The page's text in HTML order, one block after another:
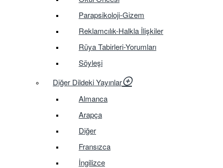
Parapsikoloji-Gizem
Reklamcılık-Halkla İlişkiler
Rüya Tabirleri-Yorumları
Söyleşi
Diğer Dildeki Yayınlar
Almanca
Arapça
Diğer
Fransızca
İngilizce